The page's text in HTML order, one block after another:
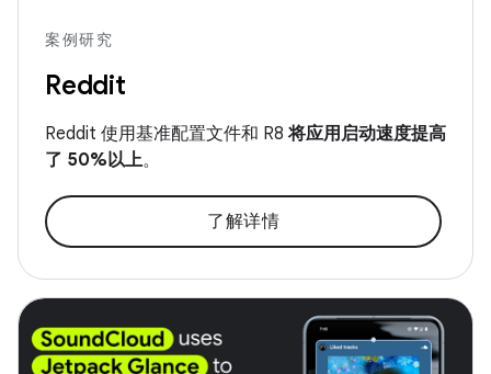
案例研究
Reddit
Reddit 使用基准配置文件和 R8将应用启动速度提高
了 50%以上。
了解详情